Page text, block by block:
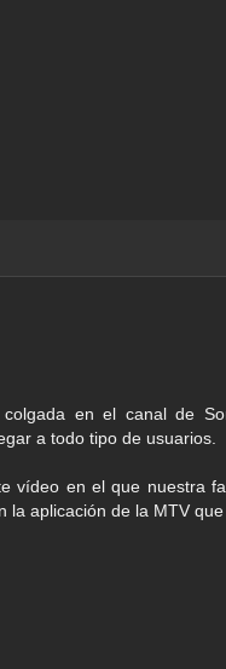
en el canal de
a todo tipo de usuarios.
vídeo en el que nuestra
la aplicación de la MTV